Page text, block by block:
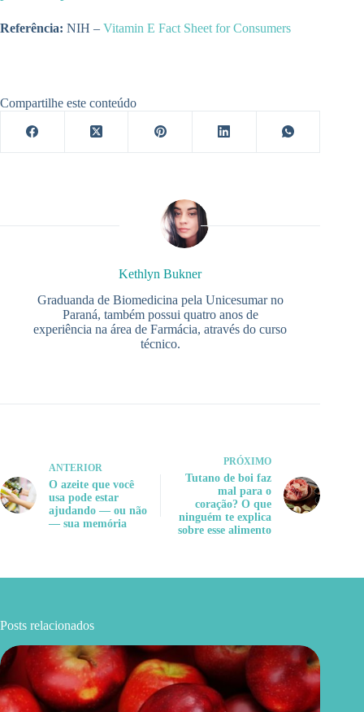
Referência: NIH – Vitamin E Fact Sheet for Consumers
Compartilhe este conteúdo
Kethlyn Bukner
Graduanda de Biomedicina pela Unicesumar no
Paraná, também possui quatro anos de
experiência na área de Farmácia, através do curso
técnico.
ANTERIOR
O azeite que você
usa pode estar
ajudando — ou não
— sua memória
PRÓXIMO
Tutano de boi faz
mal para o
coração? O que
ninguém te explica
sobre esse alimento
Posts relacionados